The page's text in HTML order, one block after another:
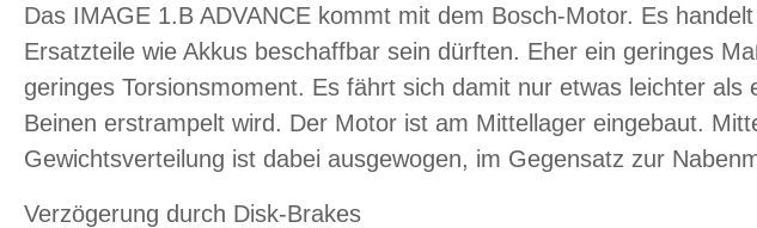
Das IMAGE 1.B ADVANCE kommt mit dem Bosch-Motor. Es
Ersatzteile wie Akkus beschaffbar sein dürften. Eher ein geringes
geringes Torsionsmoment. Es fährt sich damit nur etwas leichter
Beinen erstrampelt wird. Der Motor ist am Mittellager eingebaut.
Gewichtsverteilung ist dabei ausgewogen, im Gegensatz zur
Verzögerung durch Disk-Brakes